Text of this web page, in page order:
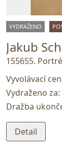
VYDRAŽENO
Jakub
155655.
Vyvolávací
Vydraženo za:
Dražba
Detail